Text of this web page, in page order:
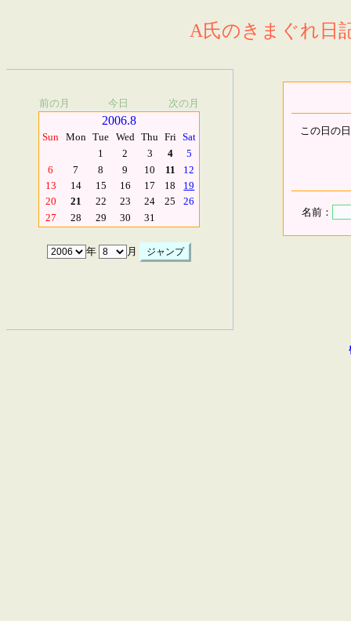
A氏のきまぐれ日
前の月 今日 次の月
2006.8
Sun Mon Tue Wed Thu Fri Sat
1
2 3 4
5
6
7 8 9 10 11
12
13
14 15 16 17 18
19
20
21 22 23 24 25
26
27
28 29 30 31
年 月
この日の
名前：